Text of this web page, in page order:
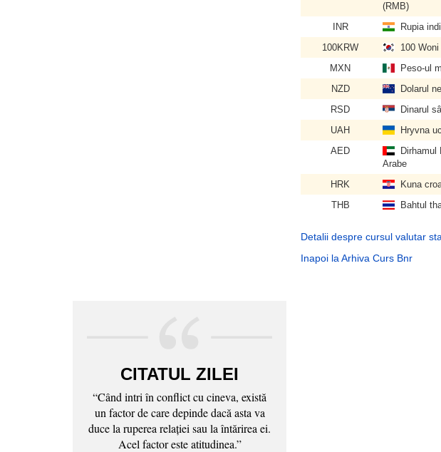
CITATUL ZILEI
“Când intri în conflict cu cineva, există
un factor de care depinde dacă asta va
duce la ruperea relaţiei sau la întărirea ei.
Acel factor este atitudinea.”
(RMB)
INR Rupia
100KRW
100
MXN
Peso-ul
NZD
Dolarul
RSD
Dinarul
UAH
Hryvna
AED
Dirhamul
Arabe
HRK Kuna
THB
Bahtul
Detalii despre cursul valutar
Inapoi la Arhiva Curs Bnr